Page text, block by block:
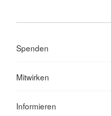
Spenden
Mitwirken
Informieren